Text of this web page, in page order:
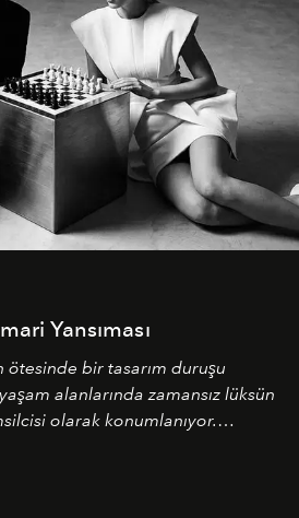
Yansıması
ötesinde bir tasarım duruşu
yaşam alanlarında zamansız lüksün
olarak konumlanıyor.